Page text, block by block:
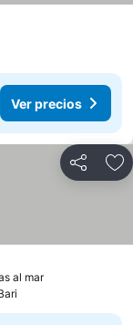
Ver precios
Compartir
al mar